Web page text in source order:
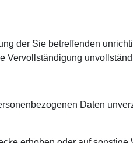
der Sie betreffenden
Vervollständigung
Daten